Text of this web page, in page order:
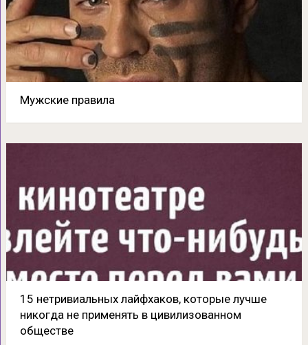
Мужские правила
15 нетривиальных лайфхаков, которые лучше
никогда не применять в цивилизованном
обществе